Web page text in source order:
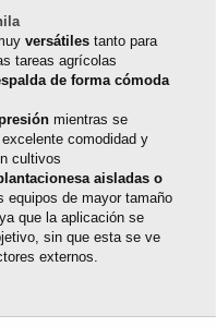
versátiles tanto para
tareas agrícolas
de forma cómoda
mientras se
comodidad y
cultivos
aisladas o
equipos de mayor tamaño
ya que la aplicación se
sin que esta se ve
externos.